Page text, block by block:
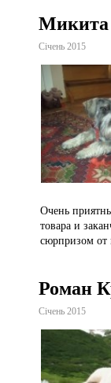
Микита
Січень 2015
Очень
товара и
сюрпризом от
Роман
Січень 2015